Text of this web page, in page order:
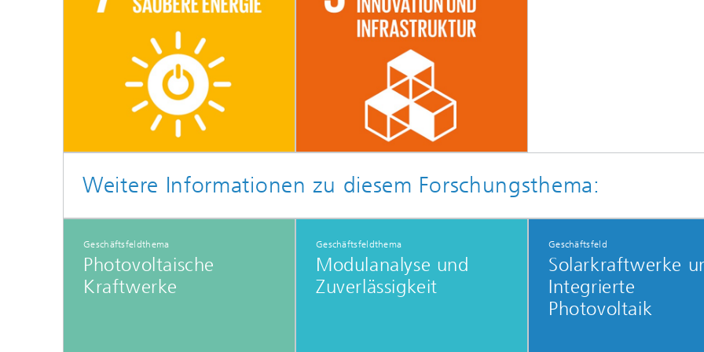
Weitere Informationen zu diesem Forschungsthema:
Geschäftsfeldthema
Photovoltaische
Kraftwerke​
Geschäftsfeldthema
Modulanalyse und
Zuverlässigkeit
Geschäftsfeld
Solarkraftwerke
Integrierte
Photovoltaik